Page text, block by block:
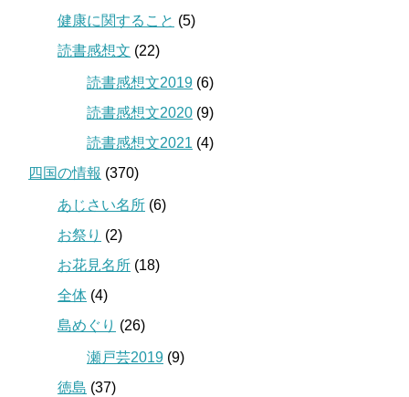
健康に関すること (5)
読書感想文 (22)
読書感想文2019 (6)
読書感想文2020 (9)
読書感想文2021 (4)
四国の情報 (370)
あじさい名所 (6)
お祭り (2)
お花見名所 (18)
全体 (4)
島めぐり (26)
瀬戸芸2019 (9)
徳島 (37)